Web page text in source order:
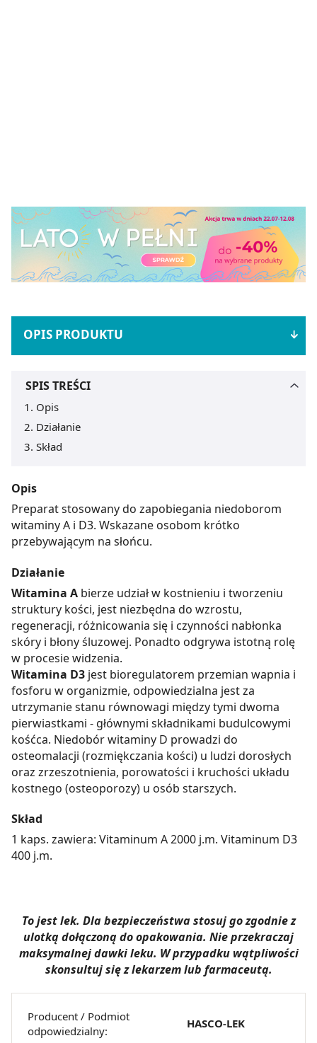
OPIS PRODUKTU
SPIS TREŚCI
Opis
Działanie
Skład
Opis
Preparat stosowany do zapobiegania niedoborom
witaminy A i D3. Wskazane osobom krótko
przebywającym na słońcu.
Działanie
Witamina A bierze udział w kostnieniu i tworzeniu
struktury kości, jest niezbędna do wzrostu,
regeneracji, różnicowania się i czynności nabłonka
skóry i błony śluzowej. Ponadto odgrywa istotną rolę
w procesie widzenia.
Witamina D3 jest bioregulatorem przemian wapnia i
fosforu w organizmie, odpowiedzialna jest za
utrzymanie stanu równowagi między tymi dwoma
pierwiastkami - głównymi składnikami budulcowymi
kośćca. Niedobór witaminy D prowadzi do
osteomalacji (rozmiękczania kości) u ludzi dorosłych
oraz zrzeszotnienia, porowatości i kruchości układu
kostnego (osteoporozy) u osób starszych.
Skład
1 kaps. zawiera: Vitaminum A 2000 j.m. Vitaminum D3
400 j.m.
To jest lek. Dla bezpieczeństwa stosuj go zgodnie z
ulotką dołączoną do opakowania. Nie przekraczaj
maksymalnej dawki leku. W przypadku wątpliwości
skonsultuj się z lekarzem lub farmaceutą.
Producent / Podmiot
odpowiedzialny:
HASCO-LEK